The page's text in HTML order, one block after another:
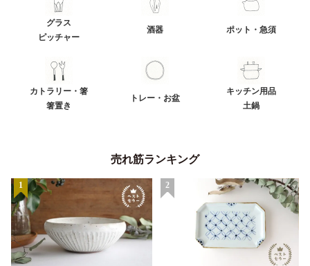
グラス
ピッチャー
酒器 ポット・急須
カトラリー・箸
箸置き
トレー・お盆
キッチン用品
土鍋
売れ筋ランキング
1 2